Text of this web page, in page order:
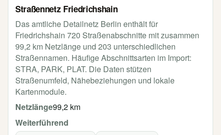
Straßennetz Friedrichshain
Das amtliche Detailnetz Berlin enthält für
Friedrichshain 720 Straßenabschnitte mit zusammen
99,2 km Netzlänge und 203 unterschiedlichen
Straßennamen. Häufige Abschnittsarten im Import:
STRA, PARK, PLAT. Die Daten stützen
Straßenumfeld, Nähebeziehungen und lokale
Kartenmodule.
Netzlänge99,2 km
Weiterführend